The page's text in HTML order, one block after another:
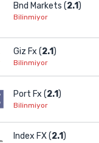
Bnd Markets (2.1)
Bilinmiyor
Giz Fx (2.1)
Bilinmiyor
Port Fx (2.1)
Bilinmiyor
Index FX (2.1)